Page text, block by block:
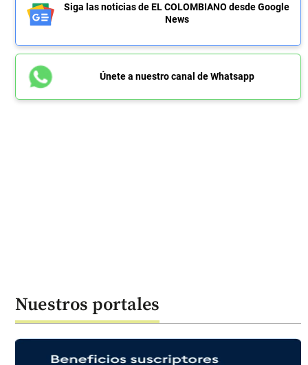
Siga las noticias de EL COLOMBIANO desde Google
News
Únete a nuestro canal de Whatsapp
Nuestros portales